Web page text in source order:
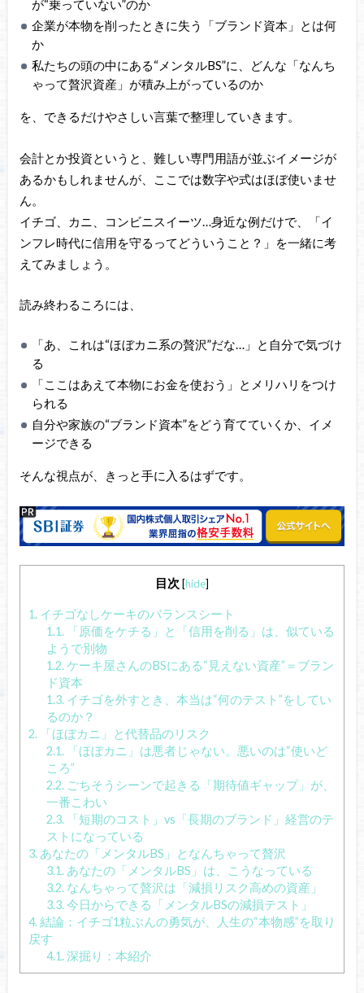
が“乗っていない”のか
企業が本物を削ったときに失う「ブランド資本」とは何
か
私たちの頭の中にある“メンタルBS”に、どんな「なんち
ゃって贅沢資産」が積み上がっているのか
を、できるだけやさしい言葉で整理していきます。
会計とか投資というと、難しい専門用語が並ぶイメージが
あるかもしれませんが、ここでは数字や式はほぼ使いませ
ん。
イチゴ、カニ、コンビニスイーツ…身近な例だけで、「イ
ンフレ時代に信用を守るってどういうこと？」を一緒に考
えてみましょう。
読み終わるころには、
「あ、これは“ほぼカニ系の贅沢”だな…」と自分で気づけ
る
「ここはあえて本物にお金を使おう」とメリハリをつけ
られる
自分や家族の“ブランド資本”をどう育てていくか、イメ
ージできる
そんな視点が、きっと手に入るはずです。
目次 [hide]
1.イチゴなしケーキのバランスシート
1.1.「原価をケチる」と「信用を削る」は、似ている
ようで別物
1.2.ケーキ屋さんのBSにある“見えない資産”＝ブラン
ド資本
1.3.イチゴを外すとき、本当は“何のテスト”をしてい
るのか？
2.「ほぼカニ」と代替品のリスク
2.1.「ほぼカニ」は悪者じゃない。悪いのは“使いど
ころ”
2.2.ごちそうシーンで起きる「期待値ギャップ」が、
一番こわい
2.3.「短期のコスト」vs「長期のブランド」経営のテ
ストになっている
3.あなたの「メンタルBS」となんちゃって贅沢
3.1.あなたの「メンタルBS」は、こうなっている
3.2.なんちゃって贅沢は「減損リスク高めの資産」
3.3.今日からできる「メンタルBSの減損テスト」
4.結論：イチゴ1粒ぶんの勇気が、人生の“本物感”を取り
戻す
4.1.深掘り：本紹介